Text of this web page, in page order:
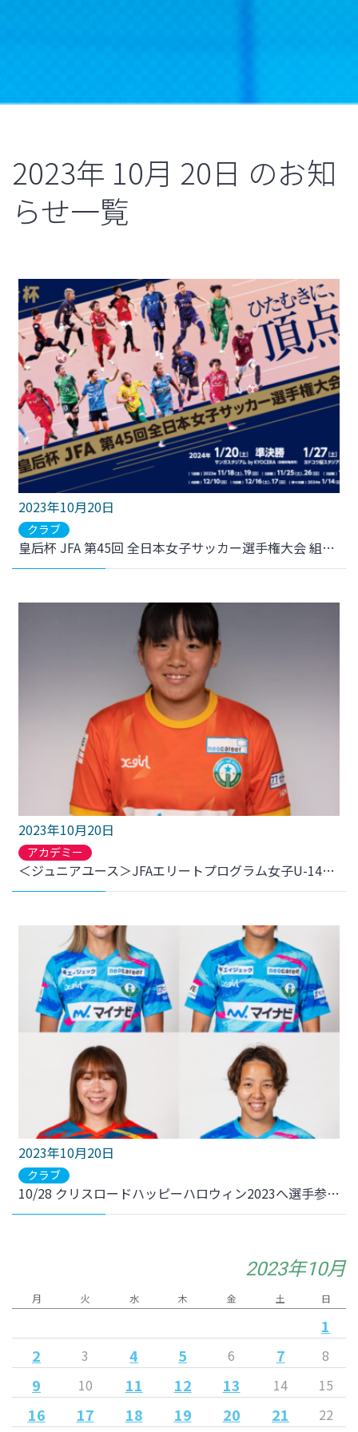
2023年 10月 20日 のお知
らせ一覧
2023年10月20日
クラブ
皇后杯 JFA 第45回 全日本女子サッカー選手権大会 組み合わせ・日程・会場・キックオフ時刻 発表のお知らせ
2023年10月20日
アカデミー
＜ジュニアユース＞JFAエリートプログラム女子U-14日韓交流メンバー 選手2名選出のお知らせ
2023年10月20日
クラブ
10/28 クリスロードハッピーハロウィン2023へ選手参加・新シーズン激励会を開催していただきます。
2023年10月
月 火 水 木 金 土 日
1
2
3 4 5 6 7 8
9 10 11 12 13 14 15
16 17 18 19 20 21 22